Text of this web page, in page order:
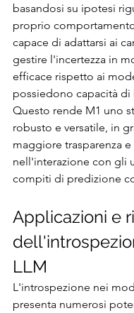
basandosi su ipotesi
proprio
capace di adattarsi ai
gestire l'incertezza in
efficace rispetto ai
possiedono capacità di
Questo rende M1 uno
robusto e versatile, in
maggiore trasparenza
nell'interazione con gli
compiti di predizione
Applicazioni e
LLM
L'introspezione nei
presenta numerosi